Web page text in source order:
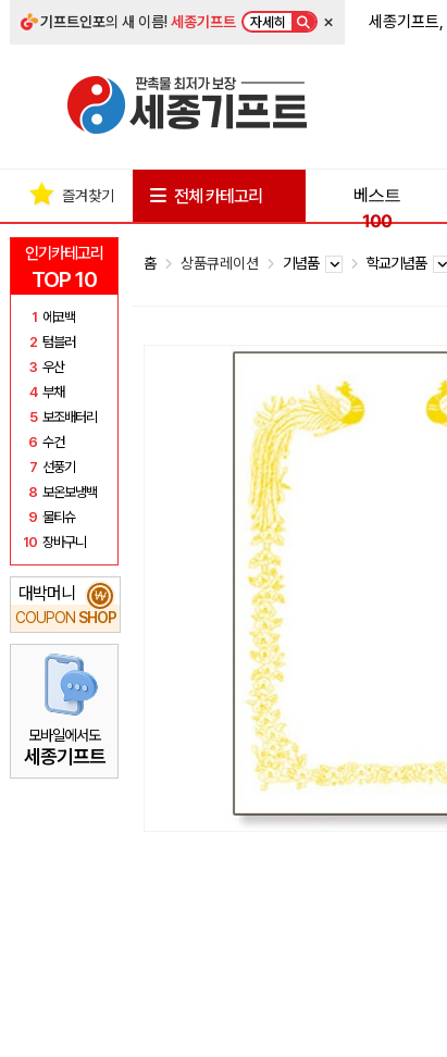
기프트인포의 새 이름!세종기프트 자세히 × 세종기프트,
인기카테고리
TOP 10
1 에코백
2 텀블러
3 우산
4 부채
5 보조배터리
6 수건
7 선풍기
8 보온보냉백
9 물티슈
10 장바구니
대박머니
COUPON SHOP
₩
모바일에서도
세종기프트
즐겨찾기 전체 카테고리
베스트
100
홈 상품큐레이션 기념품 학교기념품